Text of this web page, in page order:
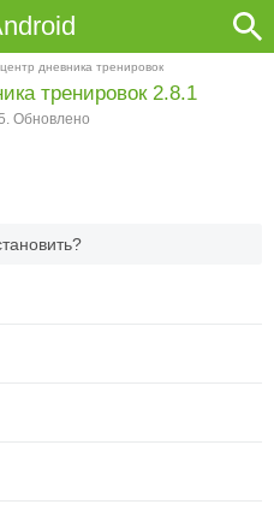
дневника тренировок
тренировок 2.8.1
Обновлено